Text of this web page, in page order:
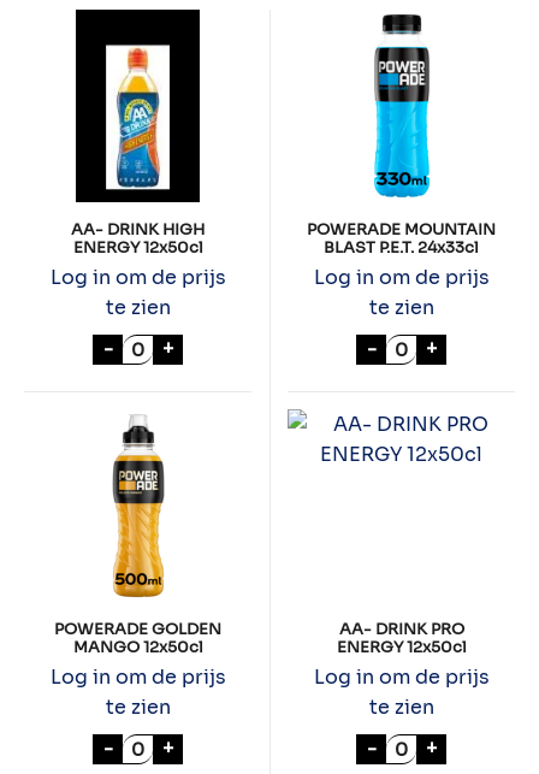
AA- DRINK HIGH
ENERGY 12x50cl
Log in om de prijs
te zien
- AA- DRINK HIGH ENERGY 12x50cl aantal
+
POWERADE MOUNTAIN
BLAST P.E.T. 24x33cl
Log in om de prijs
te zien
- POWERADE
+
POWERADE GOLDEN
MANGO 12x50cl
Log in om de prijs
te zien
- POWERADE GOLDEN MANGO 12x50cl
+
AA- DRINK PRO
ENERGY 12x50cl
Log in om de prijs
te zien
- AA- DRINK
+